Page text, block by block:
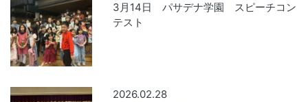
3月14日 パサデナ学園 スピーチコン
テスト
2026.02.28